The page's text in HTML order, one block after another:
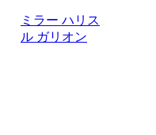
ミラー ハリス
ル ガリオン